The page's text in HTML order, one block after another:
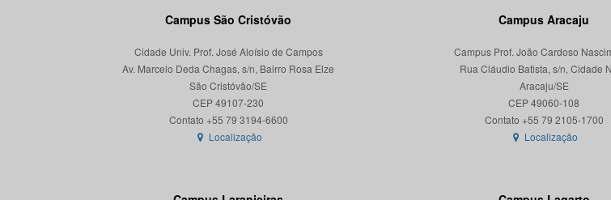
Campus São Cristóvão
Cidade Univ. Prof. José Aloísio de Campos
Av. Marcelo Deda Chagas, s/n, Bairro Rosa Elze
São Cristóvão/SE
CEP 49107-230
Localização
Campus Aracaju
Campus Prof. João Cardoso
Rua Cláudio Batista, s/n, Cidade
Aracaju/SE
CEP 49060-108
Localização